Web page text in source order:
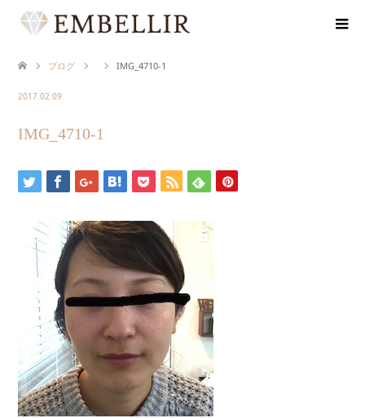
ブログ IMG_4710-1
2017.02.09
IMG_4710-1